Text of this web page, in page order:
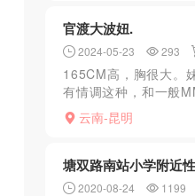
官渡大波妞.
2024-05-23 293
165CM高，胸很大。
有情调这种，和一般
很温柔亲切，说话温
同。去过的体验才会
云南-昆明
塘双路南站小学附近
2020-08-24 1199